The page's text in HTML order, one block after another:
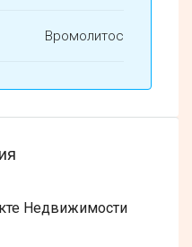
Вромолитос
Недвижимости